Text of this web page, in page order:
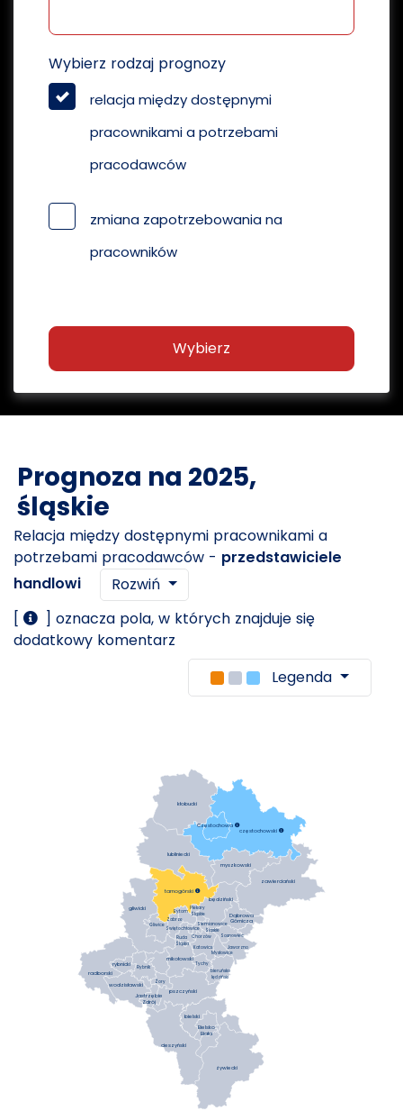
Wybierz rodzaj prognozy
relacja między dostępnymi
pracownikami a potrzebami
pracodawców
zmiana zapotrzebowania na
pracowników
Wybierz
Prognoza na 2025,
śląskie
Relacja między dostępnymi pracownikami a
potrzebami pracodawców - przedstawiciele
handlowi
Rozwiń
[
] oznacza pola, w których znajduje się
dodatkowy komentarz
Legenda
będziński
bielski
cieszyński
częstochowski 
gliwicki
kłobucki
lubliniecki
mikołowski
myszkowski
pszczyński
raciborski
rybnicki
tarnogórski 
bieruńsko
lędziński
wodzisławski
zawierciański
żywiecki
Bielsko
Biała
Bytom
Chorzów
Częstochowa 
Dąbrowa
Górnicza
Gliwice
Jastrzębie
Zdrój
Jaworzno
Katowice
Mysłowice
Piekary
Śląskie
Ruda
Śląska
Rybnik
Siemianowice
Śląskie
Sosnowiec
Świętochłowice
Tychy
Zabrze
Żory